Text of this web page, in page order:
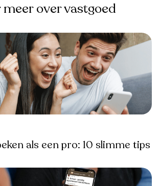
meer over vastgoed
als een pro: 10 slimme tips